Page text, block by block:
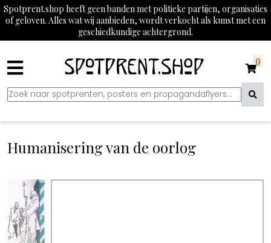
Spotprent.shop heeft geen banden met politieke partijen, organisaties
of geloven. Alles wat wij aanbieden, wordt verkocht als kunst met een
geschiedkundige achtergrond.
0
Humanisering van de oorlog